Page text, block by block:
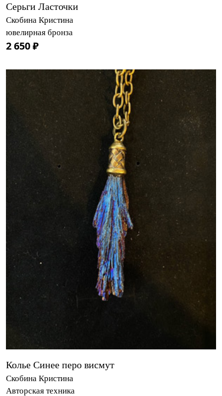
Серьги Ласточки
Скобина Кристина
ювелирная бронза
2 650 ₽
Колье Синее перо висмут
Скобина Кристина
Авторская техника